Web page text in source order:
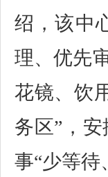
绍，该中
理、优先
花镜、饮
务区”，
事“少等待